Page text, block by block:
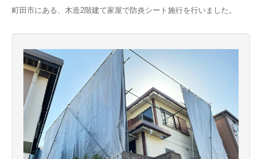
町田市にある、木造2階建て家屋で防炎シート施行を行いました。